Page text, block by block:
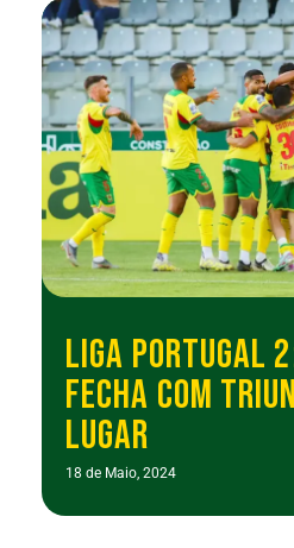
LIGA PORTUGAL
FECHA COM
LUGAR
18 de Maio, 2024